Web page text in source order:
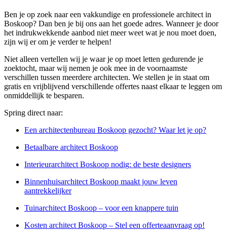
Ben je op zoek naar een vakkundige en professionele architect in
Boskoop? Dan ben je bij ons aan het goede adres. Wanneer je door
het indrukwekkende aanbod niet meer weet wat je nou moet doen,
zijn wij er om je verder te helpen!
Niet alleen vertellen wij je waar je op moet letten gedurende je
zoektocht, maar wij nemen je ook mee in de voornaamste
verschillen tussen meerdere architecten. We stellen je in staat om
gratis en vrijblijvend verschillende offertes naast elkaar te leggen om
onmiddellijk te besparen.
Spring direct naar:
Een architectenbureau Boskoop gezocht? Waar let je op?
Betaalbare architect Boskoop
Interieurarchitect Boskoop nodig: de beste designers
Binnenhuisarchitect Boskoop maakt jouw leven
aantrekkelijker
Tuinarchitect Boskoop – voor een knappere tuin
Kosten architect Boskoop – Stel een offerteaanvraag op!